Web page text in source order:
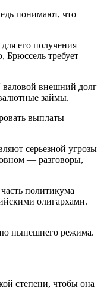
понимают, что
его получения
Брюссель требует
валовой внешний долг
займы.
выплаты
серьезной угрозы
— разговоры,
политикума
олигархами.
нынешнего режима.
степени, чтобы она